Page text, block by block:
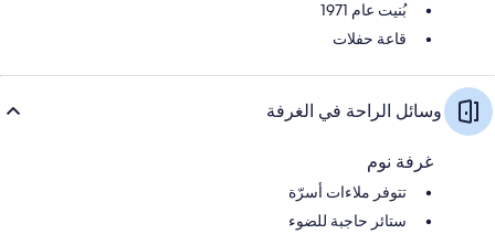
بُنيت عام 1971
قاعة حفلات
وسائل الراحة في الغرفة
غرفة نوم
تتوفر ملاءات أسرّة
ستائر حاجبة للضوء